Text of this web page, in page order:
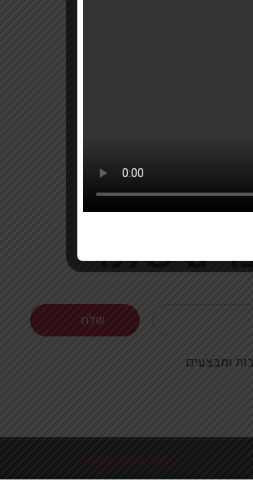
מבצעים והטבות?
שלנו
ומבצעים
צרו איתנו קשר